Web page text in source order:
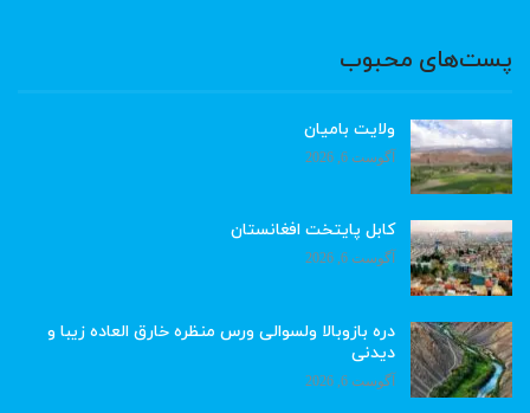
پست‌های محبوب
ولایت بامیان
آگوست 6, 2026
کابل پایتخت افغانستان
آگوست 6, 2026
دره بازوبالا ولسوالی ورس منظره خارق العاده زیبا و
دیدنی
آگوست 6, 2026